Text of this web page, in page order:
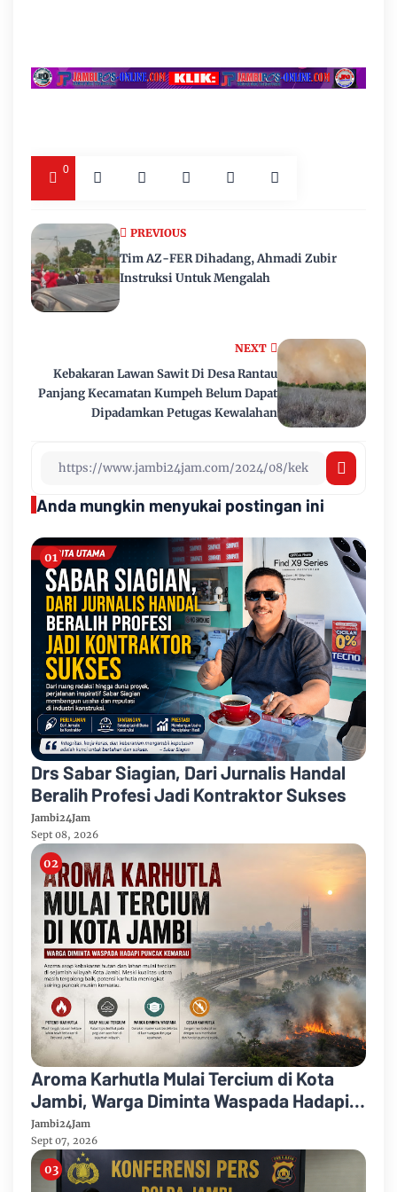
0
NEXT
Kebakaran Lawan Sawit Di Desa Rantau
Panjang Kecamatan Kumpeh Belum Dapat
Dipadamkan Petugas Kewalahan
PREVIOUS
Tim AZ-FER Dihadang, Ahmadi Zubir
Instruksi Untuk Mengalah
Anda mungkin menyukai postingan ini
Drs Sabar Siagian, Dari Jurnalis Handal
Beralih Profesi Jadi Kontraktor Sukses
Jambi24Jam
Sept 08, 2026
Aroma Karhutla Mulai Tercium di Kota
Jambi, Warga Diminta Waspada Hadapi
Puncak Kemarau
Jambi24Jam
Sept 07, 2026